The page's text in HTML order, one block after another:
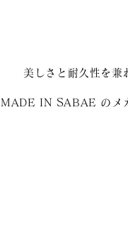
美しさと耐久性を兼
MADE IN SABAE のメ